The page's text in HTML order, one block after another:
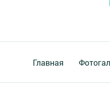
Главная